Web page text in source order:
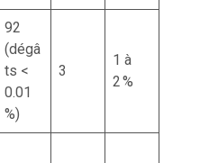
92
(dégâ
ts <
0.01
%)
3
1 à
2 %